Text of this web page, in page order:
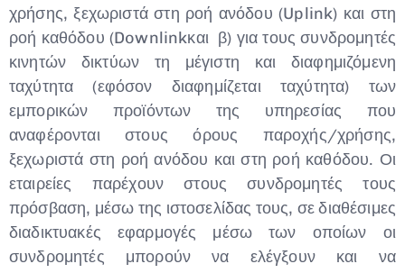
χρήσης, ξεχωριστά στη ροή ανόδου (Uplink) και στη
ροή καθόδου (Downlinkκαι β) για τους συνδρομητές
κινητών δικτύων τη μέγιστη και διαφημιζόμενη
ταχύτητα (εφόσον διαφημίζεται ταχύτητα) των
εμπορικών προϊόντων της υπηρεσίας που
αναφέρονται στους όρους παροχής/χρήσης,
ξεχωριστά στη ροή ανόδου και στη ροή καθόδου. Οι
εταιρείες παρέχουν στους συνδρομητές τους
πρόσβαση, μέσω της ιστοσελίδας τους, σε διαθέσιμες
διαδικτυακές εφαρμογές μέσω των οποίων οι
συνδρομητές μπορούν να ελέγξουν και να